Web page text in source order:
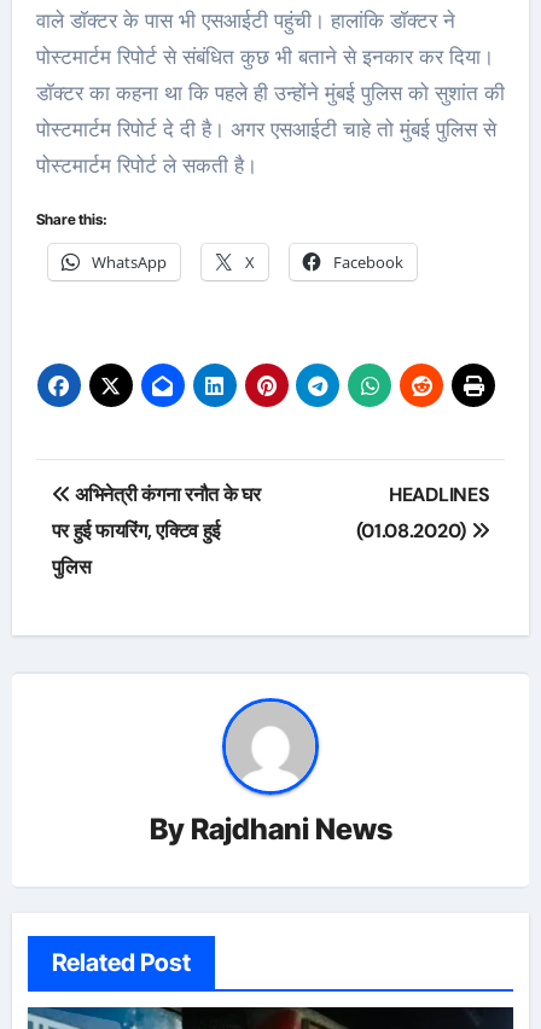
वाले डॉक्टर के पास भी एसआईटी पहुंची। हालांकि डॉक्टर ने
पोस्टमार्टम रिपोर्ट से संबंधित कुछ भी बताने से इनकार कर दिया।
डॉक्टर का कहना था कि पहले ही उन्होंने मुंबई पुलिस को सुशांत की
पोस्टमार्टम रिपोर्ट दे दी है। अगर एसआईटी चाहे तो मुंबई पुलिस से
पोस्टमार्टम रिपोर्ट ले सकती है।
Share this:
WhatsApp X Facebook
Post
navigation
अभिनेत्री कंगना रनौत के घर
पर हुई फायरिंग, एक्टिव हुई
पुलिस
HEADLINES
(01.08.2020)
By Rajdhani News
Related Post